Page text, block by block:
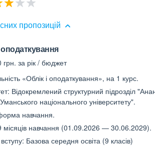
пропозицій
оподаткування
грн. за рік / бюджет
«Облік і оподаткування», на 1 курс.
Відокремлений структурний підрозділ
національного університету".
навчання.
місяців навчання (01.09.2026 — 30.06.2029).
Базова середня освіта (9 класів)